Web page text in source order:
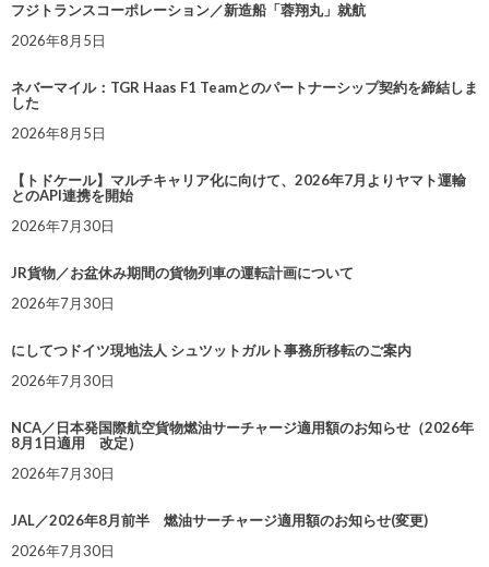
フジトランスコーポレーション／新造船「蓉翔丸」就航
2026年8月5日
ネバーマイル：TGR Haas F1 Teamとのパートナーシップ契約を締結しま
した
2026年8月5日
【トドケール】マルチキャリア化に向けて、2026年7月よりヤマト運輸
とのAPI連携を開始
2026年7月30日
JR貨物／お盆休み期間の貨物列車の運転計画について
2026年7月30日
にしてつドイツ現地法人 シュツットガルト事務所移転のご案内
2026年7月30日
NCA／日本発国際航空貨物燃油サーチャージ適用額のお知らせ（2026年
8月1日適用 改定）
2026年7月30日
JAL／2026年8月前半 燃油サーチャージ適用額のお知らせ(変更)
2026年7月30日